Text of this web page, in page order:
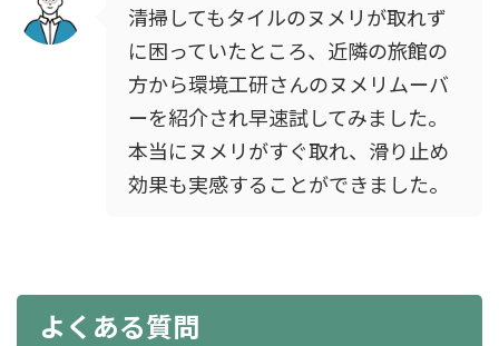
清掃してもタイルのヌメリが取れず
に困っていたところ、近隣の旅館の
方から環境工研さんのヌメリムーバ
ーを紹介され早速試してみました。
本当にヌメリがすぐ取れ、滑り止め
効果も実感することができました。
よくある質問